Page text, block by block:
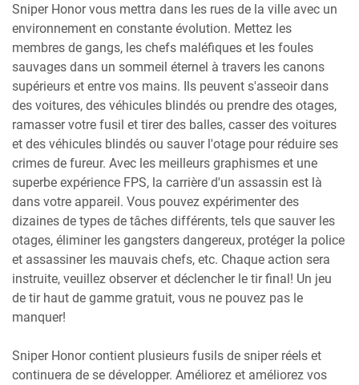
Sniper Honor vous mettra dans les rues de la ville avec un
environnement en constante évolution. Mettez les
membres de gangs, les chefs maléfiques et les foules
sauvages dans un sommeil éternel à travers les canons
supérieurs et entre vos mains. Ils peuvent s'asseoir dans
des voitures, des véhicules blindés ou prendre des otages,
ramasser votre fusil et tirer des balles, casser des voitures
et des véhicules blindés ou sauver l'otage pour réduire ses
crimes de fureur. Avec les meilleurs graphismes et une
superbe expérience FPS, la carrière d'un assassin est là
dans votre appareil. Vous pouvez expérimenter des
dizaines de types de tâches différents, tels que sauver les
otages, éliminer les gangsters dangereux, protéger la police
et assassiner les mauvais chefs, etc. Chaque action sera
instruite, veuillez observer et déclencher le tir final! Un jeu
de tir haut de gamme gratuit, vous ne pouvez pas le
manquer!
Sniper Honor contient plusieurs fusils de sniper réels et
continuera de se développer. Améliorez et améliorez vos